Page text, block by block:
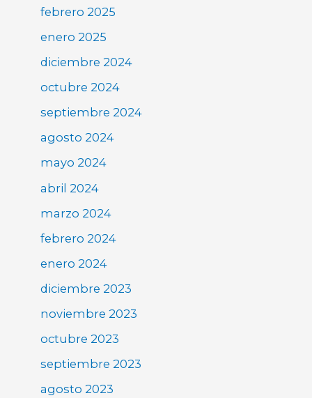
febrero 2025
enero 2025
diciembre 2024
octubre 2024
septiembre 2024
agosto 2024
mayo 2024
abril 2024
marzo 2024
febrero 2024
enero 2024
diciembre 2023
noviembre 2023
octubre 2023
septiembre 2023
agosto 2023